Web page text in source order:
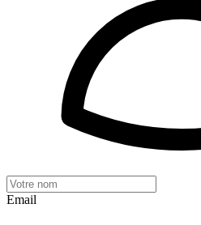
Email